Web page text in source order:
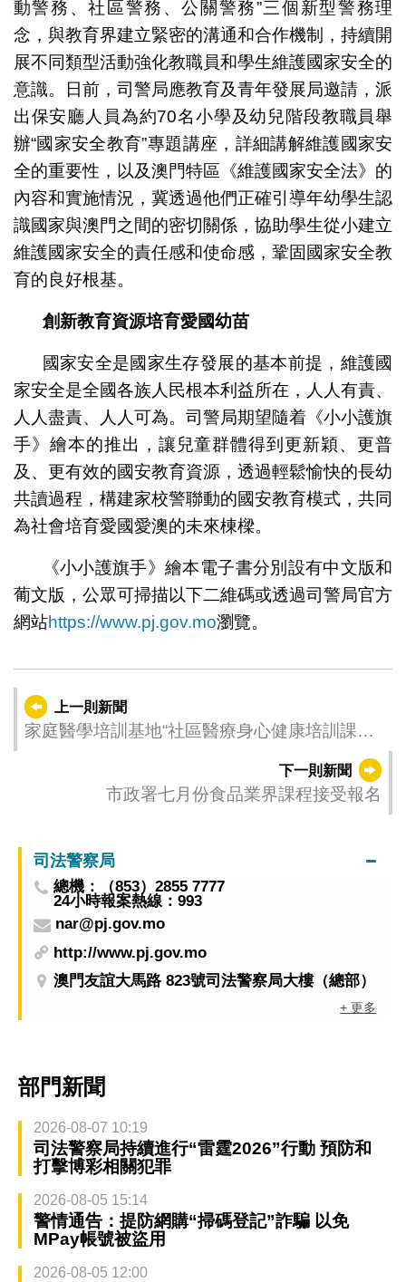
動警務、社區警務、公關警務”三個新型警務理
念，與教育界建立緊密的溝通和合作機制，持續開
展不同類型活動強化教職員和學生維護國家安全的
意識。日前，司警局應教育及青年發展局邀請，派
出保安廳人員為約70名小學及幼兒階段教職員舉
辦“國家安全教育”專題講座，詳細講解維護國家安
全的重要性，以及澳門特區《維護國家安全法》的
內容和實施情況，冀透過他們正確引導年幼學生認
識國家與澳門之間的密切關係，協助學生從小建立
維護國家安全的責任感和使命感，鞏固國家安全教
育的良好根基。
創新教育資源培育愛國幼苗
國家安全是國家生存發展的基本前提，維護國
家安全是全國各族人民根本利益所在，人人有責、
人人盡責、人人可為。司警局期望隨着《小小護旗
手》繪本的推出，讓兒童群體得到更新穎、更普
及、更有效的國安教育資源，透過輕鬆愉快的長幼
共讀過程，構建家校警聯動的國安教育模式，共同
為社會培育愛國愛澳的未來棟樑。
《小小護旗手》繪本電子書分別設有中文版和
葡文版，公眾可掃描以下二維碼或透過司警局官方
網站https://www.pj.gov.mo瀏覽。
上一則新聞
家庭醫學培訓基地“社區醫療身心健康培訓課程
下一則新聞
市政署七月份食品業界課程接受報名
司法警察局
總機：（853）2855 7777
24小時報案熱線：993
nar@pj.gov.mo
http://www.pj.gov.mo
澳門友誼大馬路 823號司法警察局大樓（總部）
+ 更多
部門新聞
2026-08-07 10:19
司法警察局持續進行“雷霆2026”行動 預防和
打擊博彩相關犯罪
2026-08-05 15:14
警情通告：提防網購“掃碼登記”詐騙 以免
MPay帳號被盜用
2026-08-05 12:00